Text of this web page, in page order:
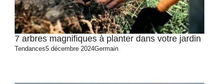
7 arbres magnifiques à planter dans votre jardin
Tendances5 décembre 2024Germain